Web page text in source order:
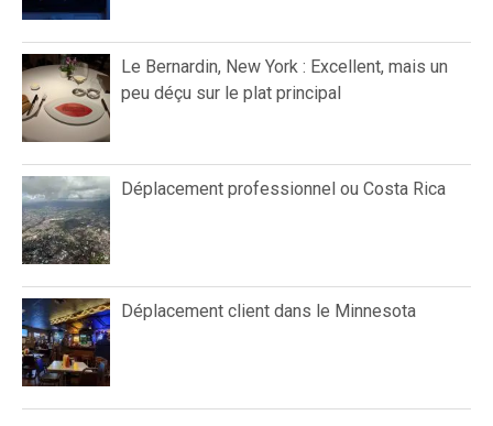
Le Bernardin, New York : Excellent, mais un
peu déçu sur le plat principal
Déplacement professionnel ou Costa Rica
Déplacement client dans le Minnesota